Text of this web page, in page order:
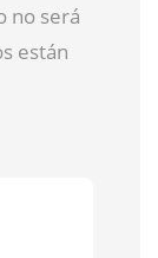
no será
están